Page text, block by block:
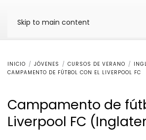
Skip to main content
INICIO JÓVENES CURSOS DE VERANO
CAMPAMENTO DE FÚTBOL CON EL LIVERPOOL FC
Campamento de
Liverpool FC